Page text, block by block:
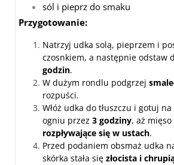
sól i pieprz do smaku
Przygotowanie:
Natrzyj udka solą, pieprzem i
czosnkiem, a następnie odstaw
godzin.
W dużym rondlu podgrzej
rozpuści.
Włóż udka do tłuszczu i gotuj
ogniu przez 3 godziny, aż
rozpływające się w ustach.
Przed podaniem obsmaż udka
skórka stała się złocista i